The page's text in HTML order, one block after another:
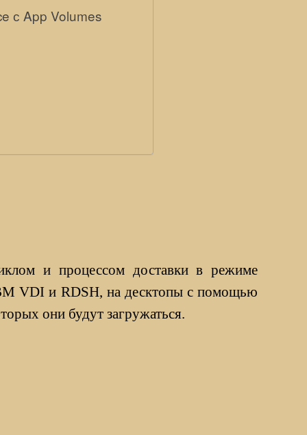
с App Volumes
и процессом доставки в режиме
ВМ VDI и RDSH, на десктопы с помощью
они будут загружаться.